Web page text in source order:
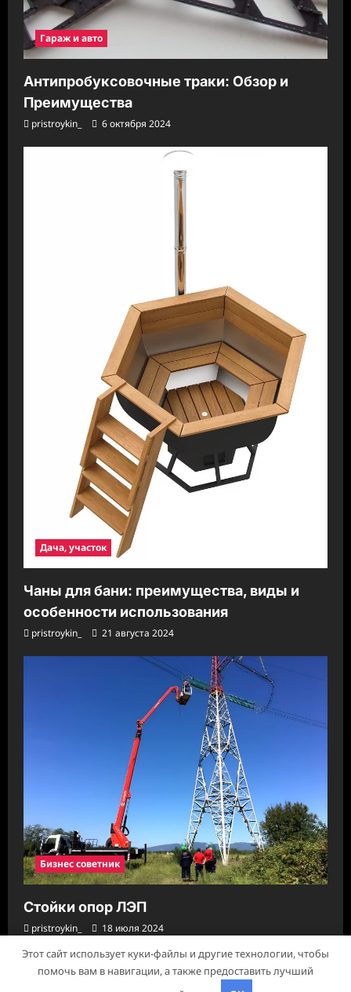
Гараж и авто
Антипробуксовочные траки: Обзор и
Преимущества
pristroykin_ 6 октября 2024
Дача, участок
Чаны для бани: преимущества, виды и
особенности использования
pristroykin_ 21 августа 2024
Бизнес советник
Стойки опор ЛЭП
pristroykin_ 18 июля 2024
Авторское право © 2026 Все права зарезервированы.
Этот сайт использует куки-файлы и другие технологии, чтобы
помочь вам в навигации, а также предоставить лучший